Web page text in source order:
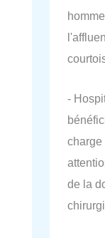
-
charge
de la